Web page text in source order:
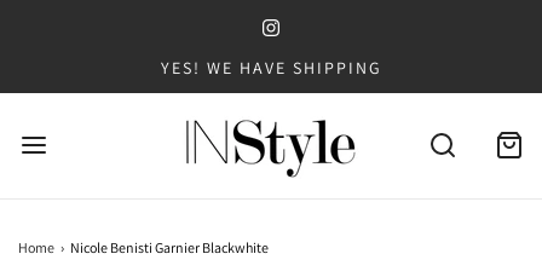
YES! WE HAVE SHIPPING
Home › Nicole Benisti Garnier Blackwhite